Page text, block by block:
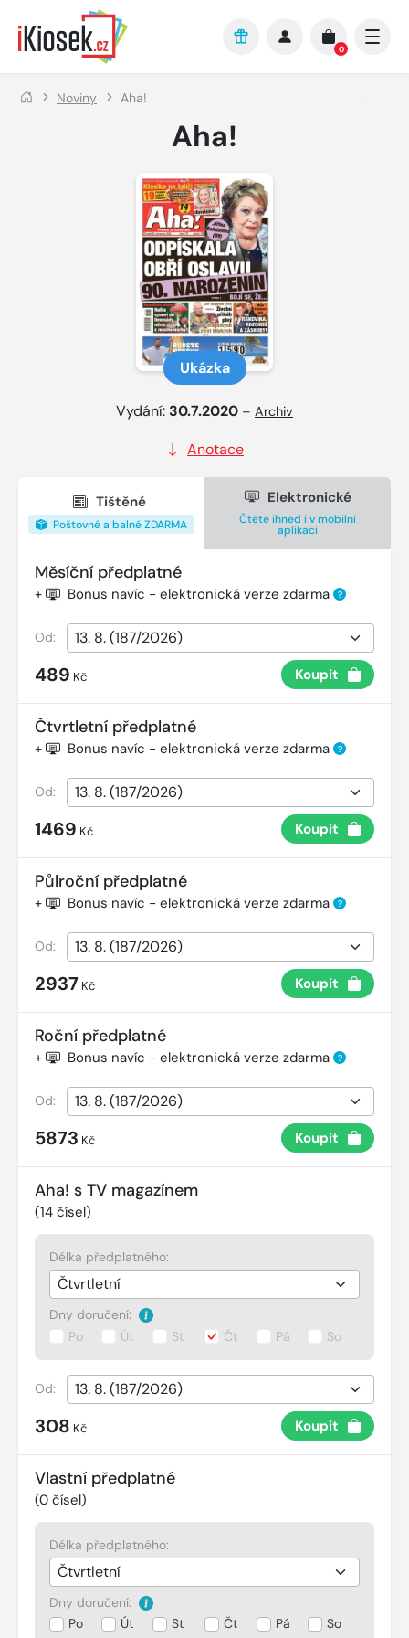
Přejít na hlavní obsah
0
Noviny Aha!
Aha!
Ukázka
Vydání: 30.7.2020 – Archiv
Anotace
Tištěné
Poštovné a balné ZDARMA
Elektronické
Čtěte ihned i v mobilní
aplikaci
Měsíční předplatné
+ Bonus navíc - elektronická verze zdarma ?
Od:
489 Kč Koupit
Čtvrtletní předplatné
+ Bonus navíc - elektronická verze zdarma ?
Od:
1469 Kč Koupit
Půlroční předplatné
+ Bonus navíc - elektronická verze zdarma ?
Od:
2937 Kč Koupit
Roční předplatné
+ Bonus navíc - elektronická verze zdarma ?
Od:
5873 Kč Koupit
Aha! s TV magazínem
(14 čísel)
Délka předplatného:
Dny doručení:
Po
Út St Čt Pá So
Od:
308 Kč Koupit
Vlastní předplatné
(0 čísel)
Délka předplatného:
Dny doručení:
Po
Út St Čt Pá So